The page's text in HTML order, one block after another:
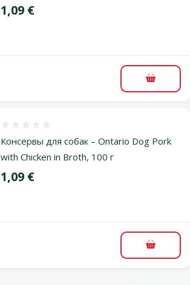
Цена
1,09 €
В
Консервы для собак – Ontario Dog Pork
with Chicken in Broth, 100 г
Цена
1,09 €
В